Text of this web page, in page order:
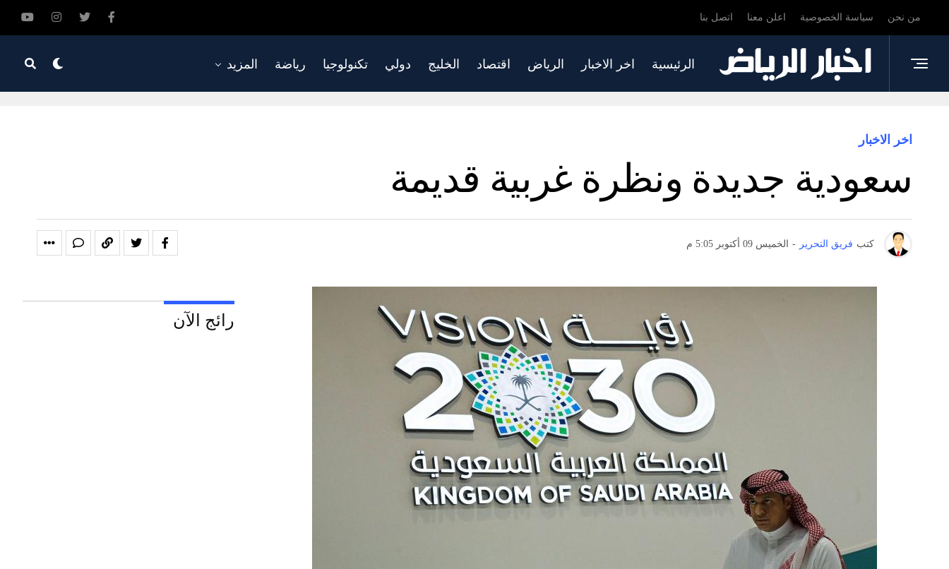
من نحن سياسة الخصوصية اعلن معنا اتصل بنا
الرئيسية اخر الاخبار الرياض اقتصاد الخليج دولي تكنولوجيا رياضة المزيد
اخر الاخبار
سعودية جديدة ونظرة غربية قديمة
كتب فريق التحرير - الخميس 09 أكتوبر 5:05 م
رائج الآن